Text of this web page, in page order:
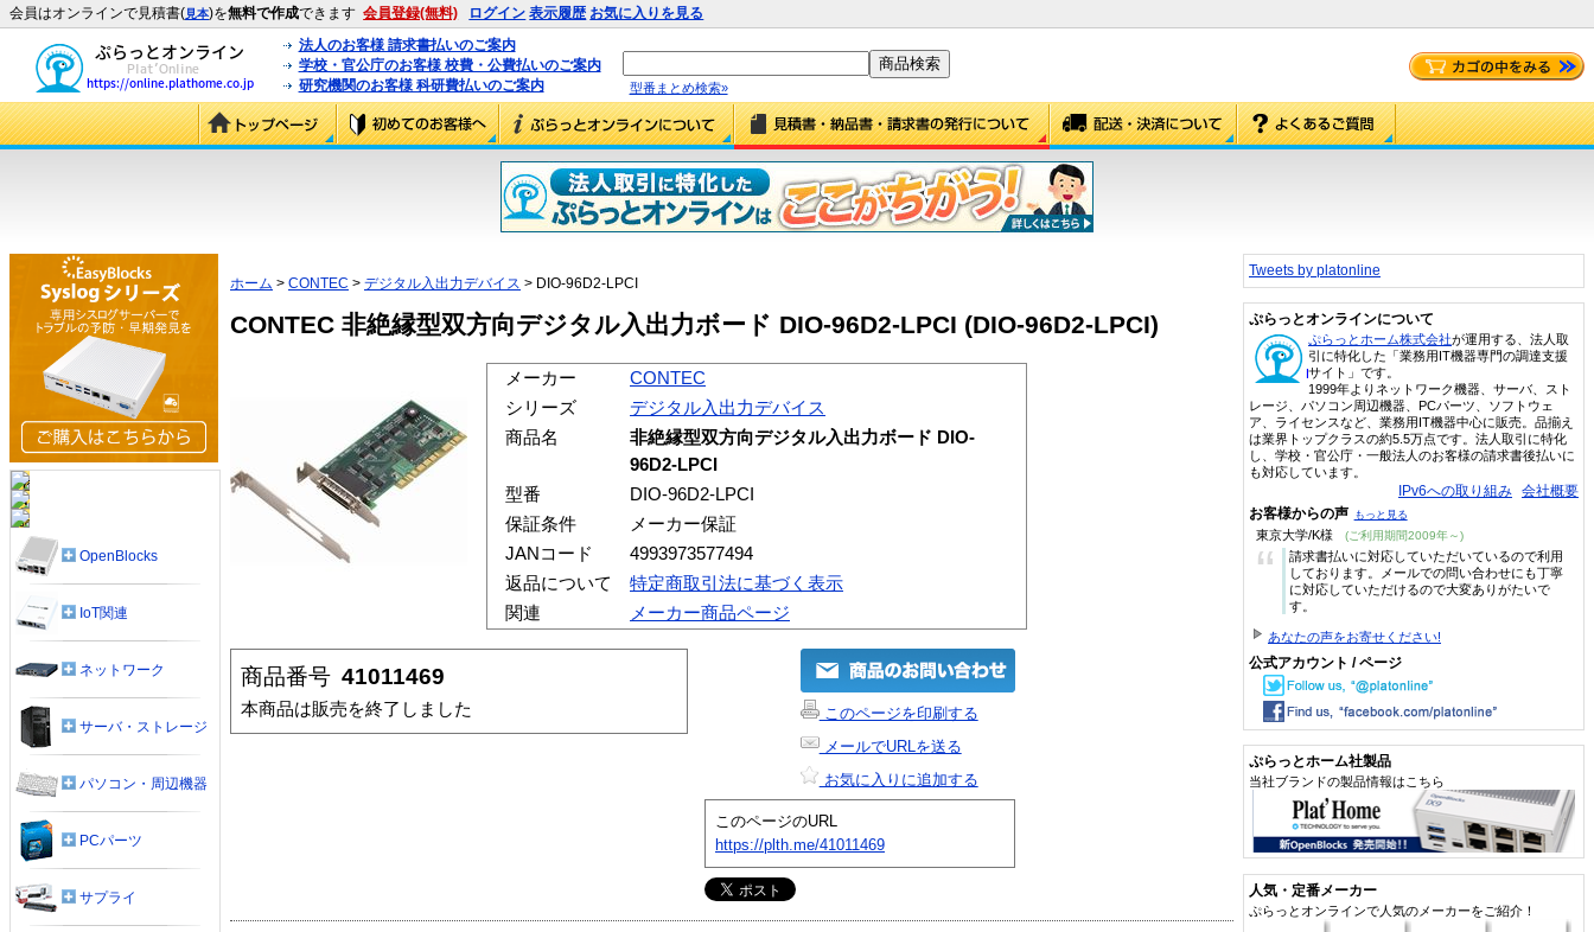
会員はオンラインで見積書(見本)を無料で作成できます 会員登録(無料) ログイン 表示履歴 お気に入りを見る
法人のお客様 請求書払いのご案内
学校・官公庁のお客様 校費・公費払いのご案内
研究機関のお客様 科研費払いのご案内
型番まとめ検索»
ホーム > CONTEC > デジタル入出力デバイス > DIO-96D2-LPCI
CONTEC 非絶縁型双方向デジタル入出力ボード DIO-96D2-LPCI (DIO-96D2-LPCI)
メーカー
CONTEC
シリーズ
デジタル入出力デバイス
商品名
非絶縁型双方向デジタル入出力ボード DIO-
96D2-LPCI
型番
DIO-96D2-LPCI
保証条件
メーカー保証
JANコード
4993973577494
返品について
特定商取引法に基づく表示
関連
メーカー商品ページ
商品番号 41011469
本商品は販売を終了しました
このページを印刷する
メールでURLを送る
お気に入りに追加する
このページのURL
https://plth.me/41011469
OpenBlocks
IoT関連
ネットワーク
サーバ・ストレージ
パソコン・周辺機器
PCパーツ
サプライ
Tweets by platonline
ぷらっとオンラインについて
ぷらっとホーム株式会社が運用する、法人取
引に特化した「業務用IT機器専門の調達支援
サイト」です。
1999年よりネットワーク機器、サーバ、スト
レージ、パソコン周辺機器、PCパーツ、ソフトウェ
ア、ライセンスなど、業務用IT機器中心に販売。品揃え
は業界トップクラスの約5.5万点です。法人取引に特化
し、学校・官公庁・一般法人のお客様の請求書後払いに
も対応しています。
IPv6への取り組み 会社概要
お客様からの声 もっと見る
東京大学/K様 (ご利用期間2009年～)
“
請求書払いに対応していただいているので利用
しております。メールでの問い合わせにも丁寧
に対応していただけるので大変ありがたいで
す。
あなたの声をお寄せください!
公式アカウント / ページ
ぷらっとホーム社製品
当社ブランドの製品情報はこちら
人気・定番メーカー
ぷらっとオンラインで人気のメーカーをご紹介！